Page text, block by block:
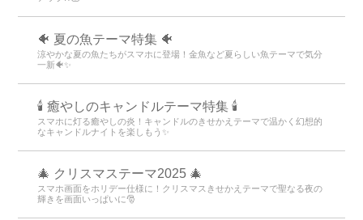
🐠 夏の魚テーマ特集 🐠
涼やかな夏の魚たちがスマホに登場！金魚など夏らしい魚テーマで気分
一新🐠✨
🕯️ 癒やしのキャンドルテーマ特集 🕯️
スマホに灯る癒やしの炎！キャンドルのきせかえテーマで温かく幻想的
なキャンドルナイトを楽しもう️✨️
🎄 クリスマステーマ2025 🎄
スマホ画面をホリデー仕様に！クリスマスきせかえテーマで聖なる夜の
輝きを画面いっぱいに🎅